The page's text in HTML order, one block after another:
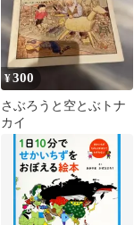
¥300
さぶろうと空とぶトナ
カイ